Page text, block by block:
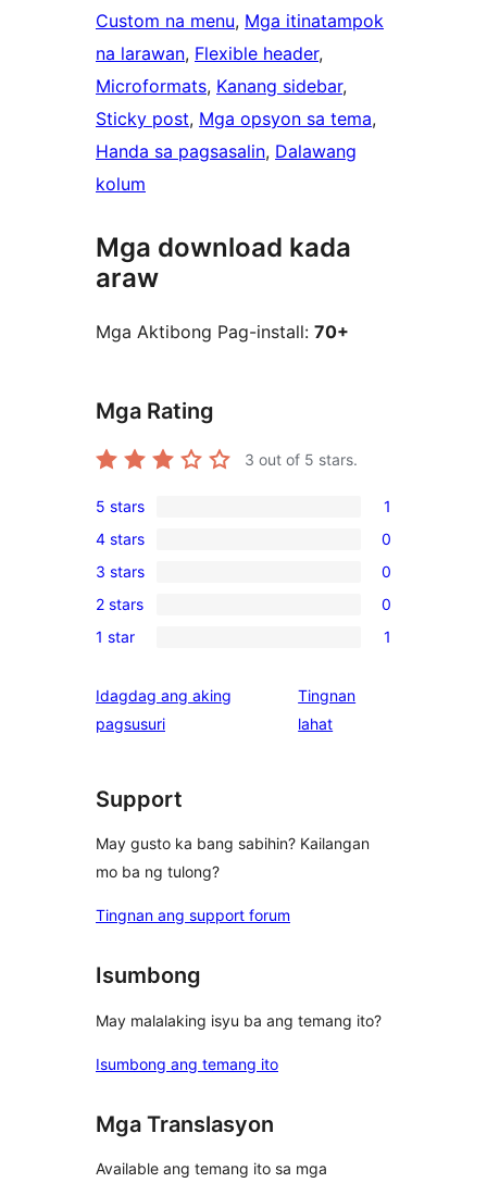
Custom na menu, Mga itinatampok
na larawan, Flexible header
Microformats, Kanang sidebar
Sticky post, Mga opsyon sa tema
Handa sa pagsasalin, Dalawang
kolum
Mga download kada
araw
Mga Aktibong Pag-install: 70+
Mga Rating
3 out of 5 stars.
1
5-
star
review
5 stars 1
0
4-
star
reviews
4 stars 0
0
3-
star
3 stars 0
0
2-
reviews
2 stars 0
1
star
review
1 star 1
Idagdag ang aking
pagsusuri
Tingnan
lahatng
Support
May gusto ka bang sabihin? Kailangan
mo ba ng tulong?
Tingnan ang support forum
Isumbong
May malalaking isyu ba ang temang ito?
Isumbong ang temang ito
Mga Translasyon
Available ang temang ito sa mga